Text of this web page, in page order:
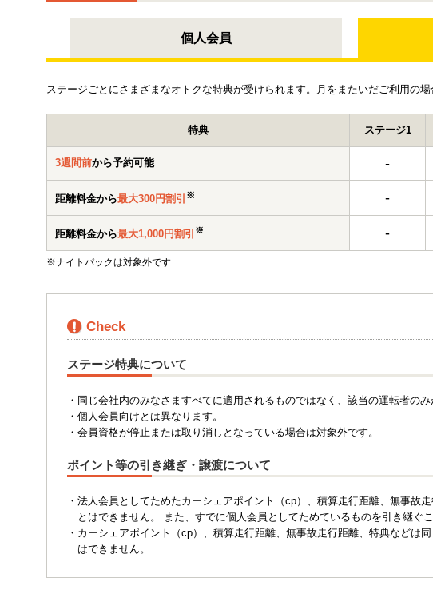
個人会員
ステージごとにさまざまなオトクな特典が受けられます。月をまたいだご利用の
特典 ステージ1
3週間前から予約可能 -
距離料金から最大300円割引 ※ -
距離料金から最大1,000円割引 ※ -
※ナイトパックは対象外です
Check
ステージ特典について
・同じ会社内のみなさますべてに適用されるものではなく、該当の運転者の
・個人会員向けとは異なります。
・会員資格が停止または取り消しとなっている場合は対象外です。
ポイント等の引き継ぎ・譲渡について
・法人会員としてためたカーシェアポイント（cp）、積算走行距離、無事故
とはできません。 また、すでに個人会員としてためているものを引き継ぐ
・カーシェアポイント（cp）、積算走行距離、無事故走行距離、特典などは
はできません。